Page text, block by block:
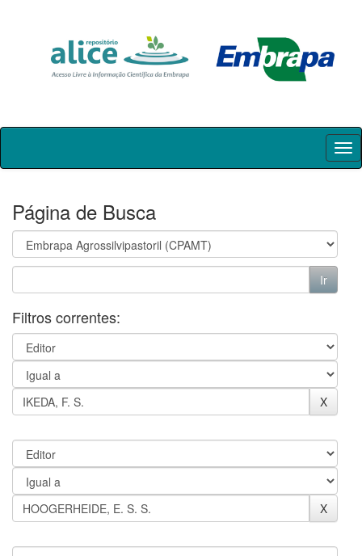
Skip
Página de Busca
Filtros correntes: